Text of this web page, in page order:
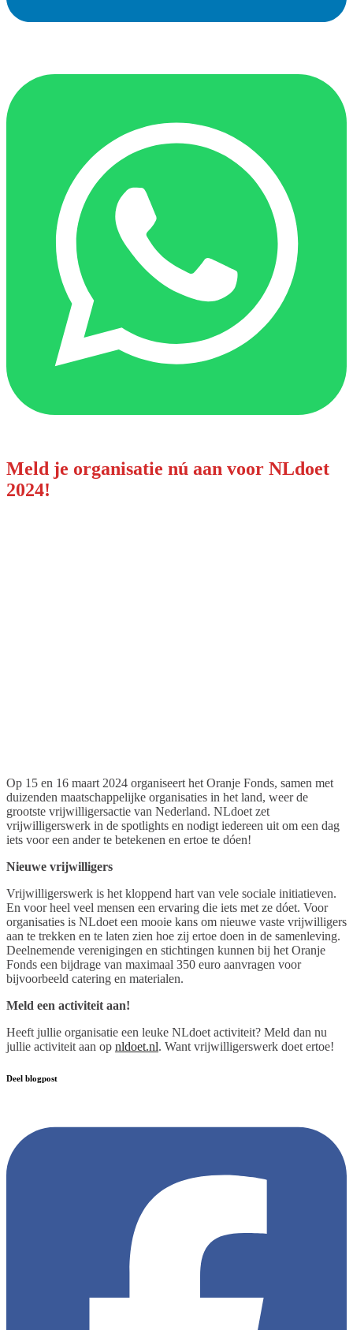
Meld je organisatie nú aan voor NLdoet
2024!
Op 15 en 16 maart 2024 organiseert het Oranje Fonds, samen met
duizenden maatschappelijke organisaties in het land, weer de
grootste vrijwilligersactie van Nederland. NLdoet zet
vrijwilligerswerk in de spotlights en nodigt iedereen uit om een dag
iets voor een ander te betekenen en ertoe te dóen!
Nieuwe vrijwilligers
Vrijwilligerswerk is het kloppend hart van vele sociale initiatieven.
En voor heel veel mensen een ervaring die iets met ze dóet. Voor
organisaties is NLdoet een mooie kans om nieuwe vaste vrijwilligers
aan te trekken en te laten zien hoe zij ertoe doen in de samenleving.
Deelnemende verenigingen en stichtingen kunnen bij het Oranje
Fonds een bijdrage van maximaal 350 euro aanvragen voor
bijvoorbeeld catering en materialen.
Meld een activiteit aan!
Heeft jullie organisatie een leuke NLdoet activiteit? Meld dan nu
jullie activiteit aan op nldoet.nl. Want vrijwilligerswerk doet ertoe!
Deel blogpost